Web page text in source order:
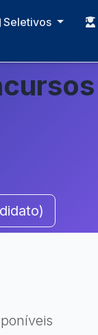
Seletivos